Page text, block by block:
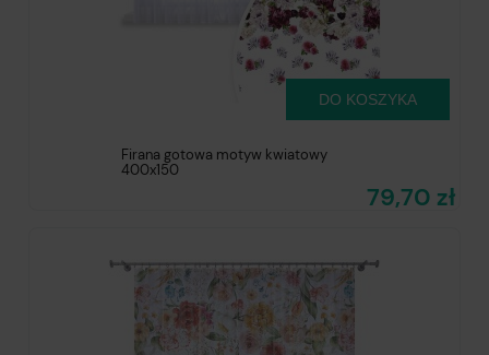
Firana gotowa motyw kwiatowy
400x150
79,70 zł
DO KOSZYKA